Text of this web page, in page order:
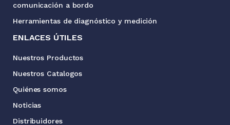
comunicación a bordo
Herramientas de diagnóstico y medición
ENLACES ÚTILES
Nuestros Productos
Nuestros Catalogos
Quiénes somos
Noticias
Distribuidores